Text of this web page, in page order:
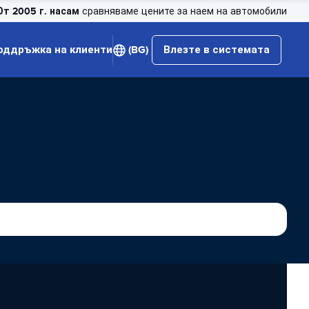
2005 г. насам сравняваме цените за наем на автомобили
на клиенти (BG) Влезте в системата